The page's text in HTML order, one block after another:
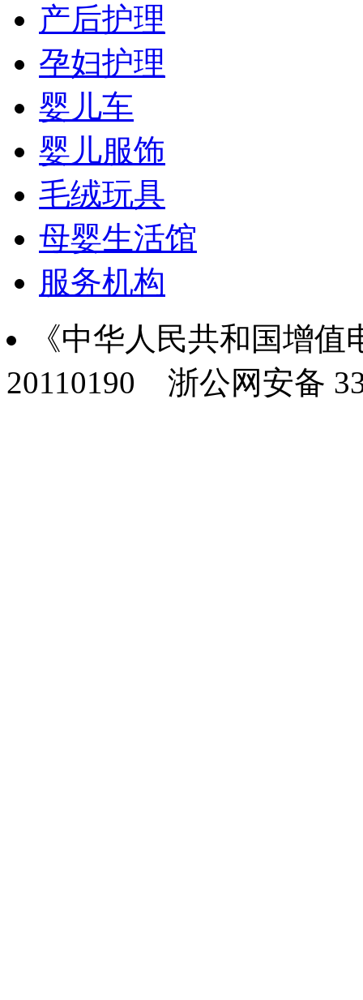
产后护理
孕妇护理
婴儿车
婴儿服饰
毛绒玩具
母婴生活馆
服务机构
《中华人民共和国增
20110190 浙公网安备